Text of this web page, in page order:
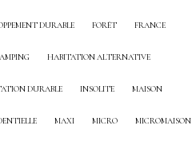
DURABLE FORÊT FRANCE
HABITATION ALTERNATIVE
DURABLE INSOLITE MAISON
MAXI MICRO MICROMAISON